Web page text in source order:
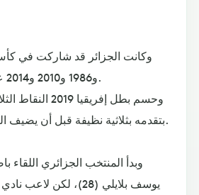
و1986 و2010 و2014 عندما بلغت دور الـ16.
وحسم بطل
بتقدمه بثلاثية نظيفة قبل أن يضيف الرابع في أواخر اللقاء.
وبدأ المنتخب الجزائري اللقاء
يوسف بلايلي (28)،